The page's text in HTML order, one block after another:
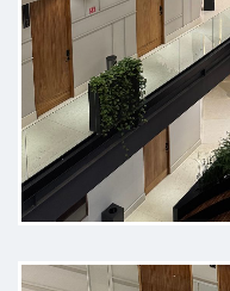
El doctor,
trato
recuperes,
despejar
al doctor